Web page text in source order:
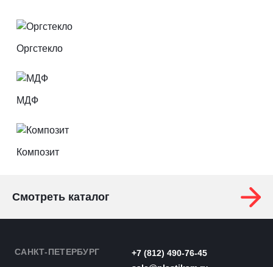
Оргстекло
МДФ
Композит
Смотреть каталог
САНКТ-ПЕТЕРБУРГ
+7 (812) 490-76-45